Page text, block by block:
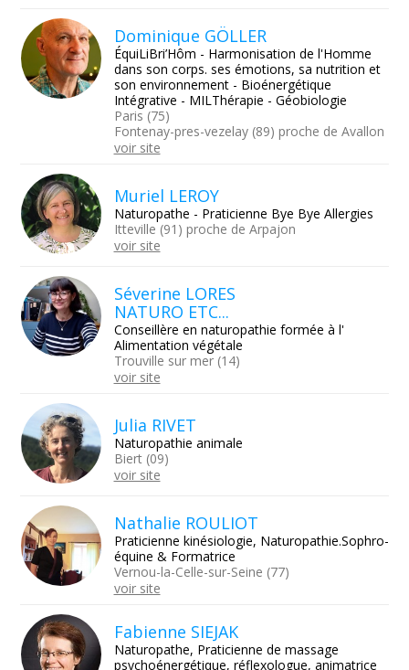
Dominique GÖLLER
ÉquiLiBri’Hôm - Harmonisation de l'Homme
dans son corps. ses émotions, sa nutrition et
son environnement - Bioénergétique
Intégrative - MILThérapie - Géobiologie
Paris (75)
Fontenay-pres-vezelay (89) proche de Avallon
voir site
Muriel LEROY
Naturopathe - Praticienne Bye Bye Allergies
Itteville (91) proche de Arpajon
voir site
Séverine LORES
NATURO ETC...
Conseillère en naturopathie formée à l'
Alimentation végétale
Trouville sur mer (14)
voir site
Julia RIVET
Naturopathie animale
Biert (09)
voir site
Nathalie ROULIOT
Praticienne kinésiologie, Naturopathie.Sophro-
équine & Formatrice
Vernou-la-Celle-sur-Seine (77)
voir site
Fabienne SIEJAK
Naturopathe, Praticienne de massage
psychoénergétique, réflexologue, animatrice